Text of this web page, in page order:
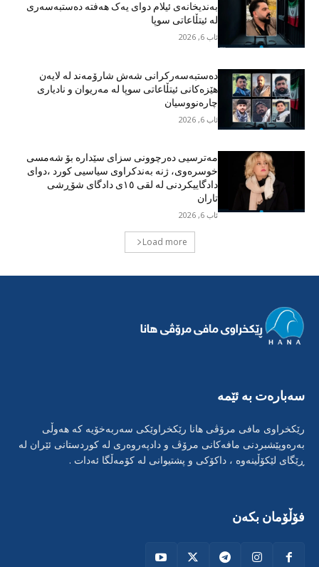
بەندیخانەی ئیلام دوای یەک هەفتە دەستبەسەری
لە ئیتڵاعاتی سوپا
ئاب 6, 2026
دەستبەسەرکرانی شەش شارۆمەند لە لایەن
هێزەکانی ئیتڵاعاتی سوپا لە مەریوان و نادیاری
چارەنووسیان
ئاب 6, 2026
مەترسیی دەرچوونی سزای سێدارە بۆ شەمسی
خوسرەوی، ژنە بەندکراوی سیاسیی کورد ،دوای
دادگاییکردنی لە لقی ١٥ی دادگای شۆڕشی
تاران
ئاب 6, 2026
Load more
فۆڵۆمان بکەن
سەبارەت بە ئێمە
رێکخراوی مافی مرۆڤی هانا رێکخراوێکی سەربەخۆیە کە هەوڵی
بەرەوپێشبردنی مافەکانی مرۆڤ و دادپەروەری لە کوردستانی ئێران لە
ڕێگای لێکۆڵینەوە ، داکۆکی و پشتیوانی لە کۆمەڵگا ئەدات .